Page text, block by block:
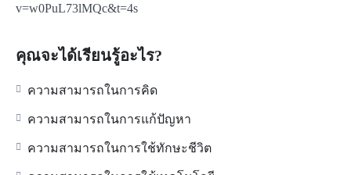
v=w0PuL73lMQc&t=4s
คุณจะได้เรียนรู้อะไร?
ความสามารถในการคิด
ความสามารถในการแก้ปัญหา
ความสามารถในการใช้ทักษะชีวิต